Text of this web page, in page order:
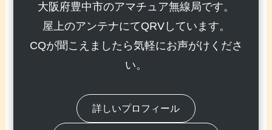
大阪府豊中市のアマチュア無線局です。
屋上のアンテナにてQRVしています。
CQが聞こえましたら気軽にお声がけくださ
い。
詳しいプロフィール